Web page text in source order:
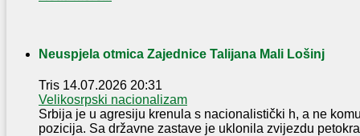
Neuspjela otmica Zajednice Talijana Mali Lošinj
Tris 14.07.2026 20:31
Velikosrpski nacionalizam
Srbija je u agresiju krenula s nacionalistički h, a ne
pozicija. Sa državne zastave je uklonila zvijezdu